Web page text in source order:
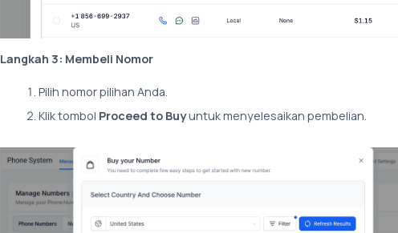
Langkah 3: Membeli Nomor
Pilih nomor pilihan Anda.
Klik tombol Proceed to Buyuntuk menyelesaikan pembelian.